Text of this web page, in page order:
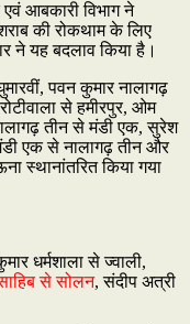
आबकारी विभाग ने
की रोकथाम के लिए
ने यह बदलाव किया है।
पवन कुमार नालागढ़
से हमीरपुर, ओम
तीन से मंडी एक, सुरेश
एक से नालागढ़ तीन और
स्थानांतरित किया गया
धर्मशाला से ज्वाली,
से सोलन, संदीप अत्री